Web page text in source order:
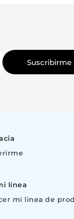
Cancelar
Suscribirme
línea
mi linea de